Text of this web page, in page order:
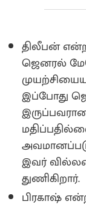
திலீபன் என்ற
ஜெனரல்
இப்போது
இவர்
துணிகிறார்.
பிரகாஷ்